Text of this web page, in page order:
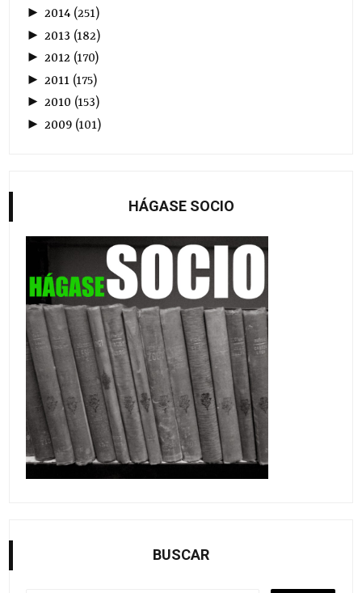
►2014 (251)
► 2013 (182)
►2012 (170)
► 2011 (175)
►2010 (153)
► 2009 (101)
HÁGASE SOCIO
BUSCAR